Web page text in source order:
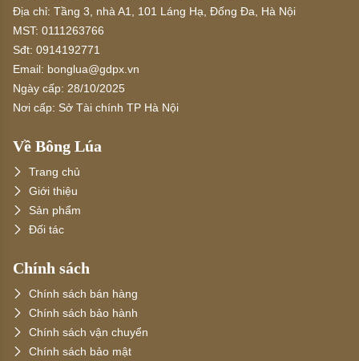
Địa chỉ: Tầng 3, nhà A1, 101 Láng Hạ, Đống Đa, Hà Nội
MST: 0111263766
Sđt: 0914192771
Email: bonglua@gdpx.vn
Ngày cấp: 28/10/2025
Nơi cấp: Sở Tài chính TP Hà Nội
Về Bông Lúa
Trang chủ
Giới thiệu
Sản phẩm
Đối tác
Chính sách
Chính sách bán hàng
Chính sách bảo hành
Chính sách vận chuyển
Chính sách bảo mật